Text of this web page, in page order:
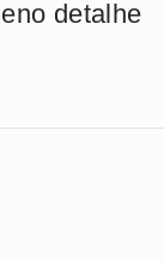
detalhe